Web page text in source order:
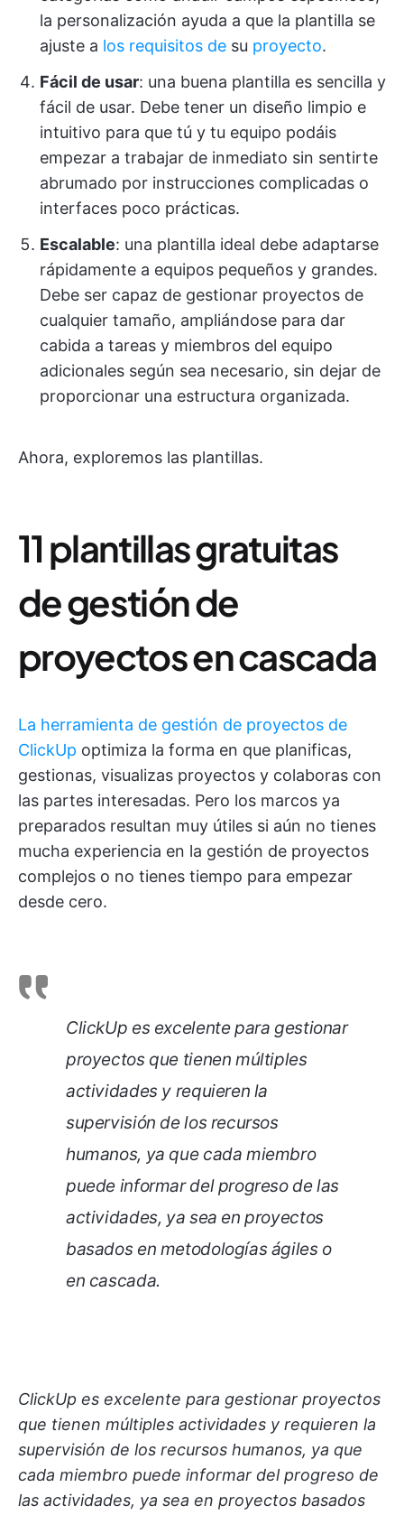
la personalización ayuda a que la plantilla se
ajuste a los requisitos de su proyecto.
Fácil de usar: una buena plantilla es sencilla y
fácil de usar. Debe tener un diseño limpio e
intuitivo para que tú y tu equipo podáis
empezar a trabajar de inmediato sin sentirte
abrumado por instrucciones complicadas o
interfaces poco prácticas.
Escalable: una plantilla ideal debe adaptarse
rápidamente a equipos pequeños y grandes.
Debe ser capaz de gestionar proyectos de
cualquier tamaño, ampliándose para dar
cabida a tareas y miembros del equipo
adicionales según sea necesario, sin dejar de
proporcionar una estructura organizada.
Ahora, exploremos las plantillas.
11 plantillas gratuitas
de gestión de
proyectos en cascada
La herramienta de gestión de proyectos de
ClickUp optimiza la forma en que planificas,
gestionas, visualizas proyectos y colaboras con
las partes interesadas. Pero los marcos ya
preparados resultan muy útiles si aún no tienes
mucha experiencia en la gestión de proyectos
complejos o no tienes tiempo para empezar
desde cero.
ClickUp es excelente para gestionar
proyectos que tienen múltiples
actividades y requieren la
supervisión de los recursos
humanos, ya que cada miembro
puede informar del progreso de las
actividades, ya sea en proyectos
basados en metodologías ágiles o
en cascada.
ClickUp es excelente para gestionar proyectos
que tienen múltiples actividades y requieren la
supervisión de los recursos humanos, ya que
cada miembro puede informar del progreso de
las actividades, ya sea en proyectos basados